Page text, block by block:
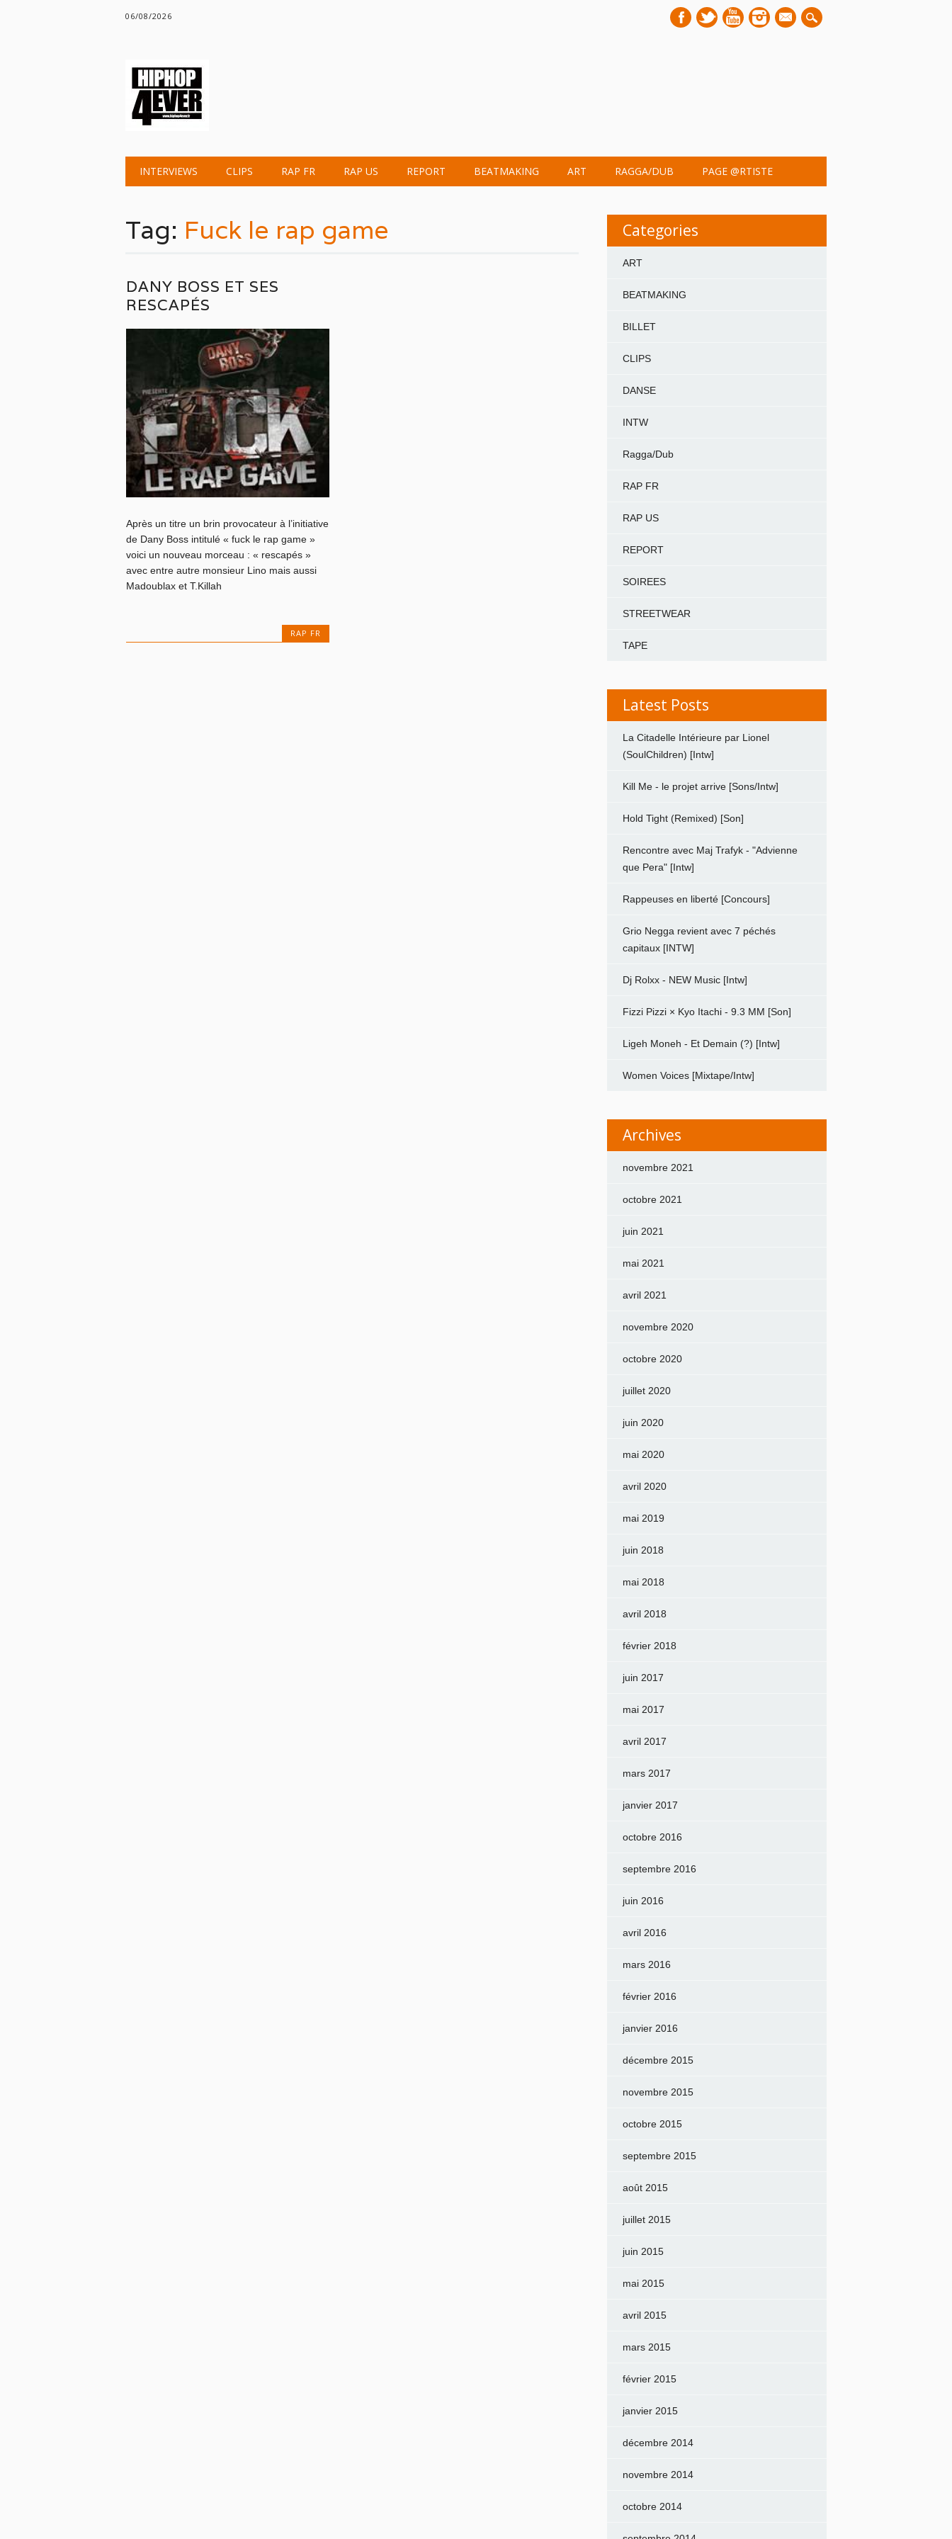
06/08/2026
mail
Main menu
INTERVIEWS CLIPS RAP FR RAP US REPORT BEATMAKING ART RAGGA/DUB PAGE @RTISTE
Tag: Fuck le rap game
DANY BOSS ET SES
RESCAPÉS
Après un titre un brin provocateur à l’initiative
de Dany Boss intitulé « fuck le rap game »
voici un nouveau morceau : « rescapés »
avec entre autre monsieur Lino mais aussi
Madoublax et T.Killah
RAP FR
Categories
ART
BEATMAKING
BILLET
CLIPS
DANSE
INTW
Ragga/Dub
RAP FR
RAP US
REPORT
SOIREES
STREETWEAR
TAPE
Latest Posts
La Citadelle Intérieure par Lionel
(SoulChildren) [Intw]
Kill Me - le projet arrive [Sons/Intw]
Hold Tight (Remixed) [Son]
Rencontre avec Maj Trafyk - "Advienne
que Pera" [Intw]
Rappeuses en liberté [Concours]
Grio Negga revient avec 7 péchés
capitaux [INTW]
Dj Rolxx - NEW Music [Intw]
Fizzi Pizzi × Kyo Itachi - 9.3 MM [Son]
Ligeh Moneh - Et Demain (?) [Intw]
Women Voices [Mixtape/Intw]
Archives
novembre 2021
octobre 2021
juin 2021
mai 2021
avril 2021
novembre 2020
octobre 2020
juillet 2020
juin 2020
mai 2020
avril 2020
mai 2019
juin 2018
mai 2018
avril 2018
février 2018
juin 2017
mai 2017
avril 2017
mars 2017
janvier 2017
octobre 2016
septembre 2016
juin 2016
avril 2016
mars 2016
février 2016
janvier 2016
décembre 2015
novembre 2015
octobre 2015
septembre 2015
août 2015
juillet 2015
juin 2015
mai 2015
avril 2015
mars 2015
février 2015
janvier 2015
décembre 2014
novembre 2014
octobre 2014